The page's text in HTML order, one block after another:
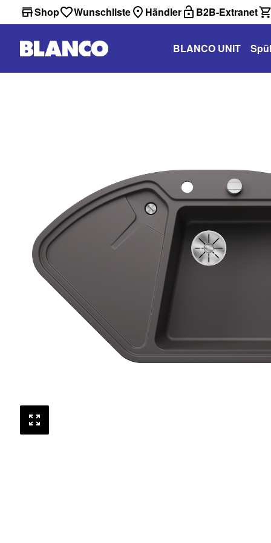
Shop Wunschliste Händler B2B-Extranet
BLANCO UNIT